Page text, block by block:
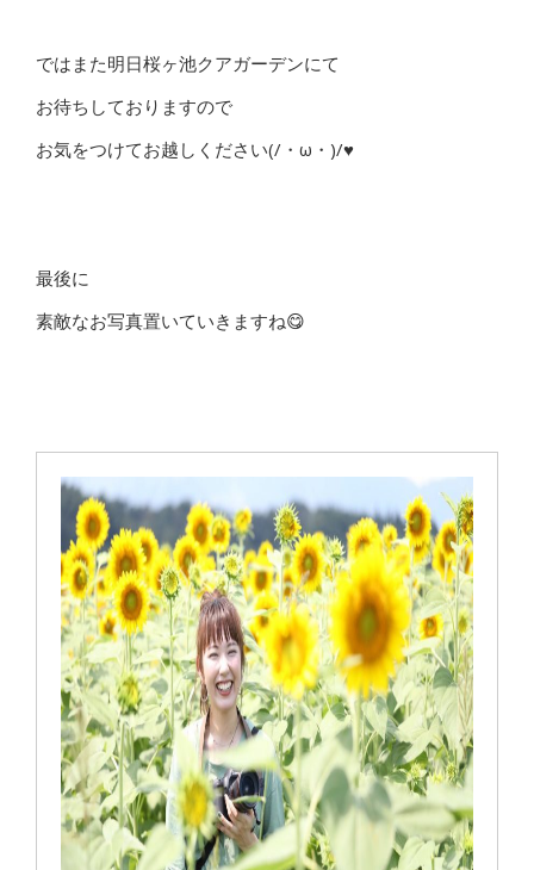
ではまた明日桜ヶ池クアガーデンにて
お待ちしておりますので
お気をつけてお越しください(/・ω・)/♥
最後に
素敵なお写真置いていきますね😋